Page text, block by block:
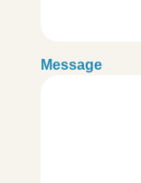
Message